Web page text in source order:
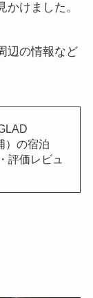
けました。
辺の情報など
）の宿泊
評価レビュ